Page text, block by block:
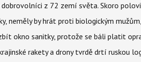
z 72 zemí světa. Skoro
neměly by hrát proti biologickým
okno sanitky, protože se báli platit
rakety a drony tvrdě drtí ruskou